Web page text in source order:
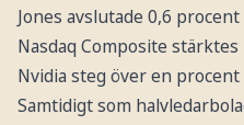
Jones avslutade 0,6
Nasdaq Composite stärktes
Nvidia steg över en
Samtidigt som